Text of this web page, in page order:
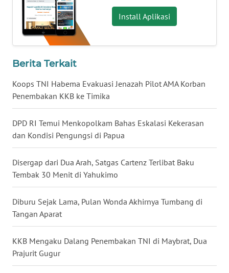
Install Aplikasi
Berita Terkait
Koops TNI Habema Evakuasi Jenazah Pilot AMA Korban
Penembakan KKB ke Timika
DPD RI Temui Menkopolkam Bahas Eskalasi Kekerasan
dan Kondisi Pengungsi di Papua
Disergap dari Dua Arah, Satgas Cartenz Terlibat Baku
Tembak 30 Menit di Yahukimo
Diburu Sejak Lama, Pulan Wonda Akhirnya Tumbang di
Tangan Aparat
KKB Mengaku Dalang Penembakan TNI di Maybrat, Dua
Prajurit Gugur
WN
KALBAR
KALTARA
KALSEL
KALTIM
SULSEL
WN
GORONTALO
WN